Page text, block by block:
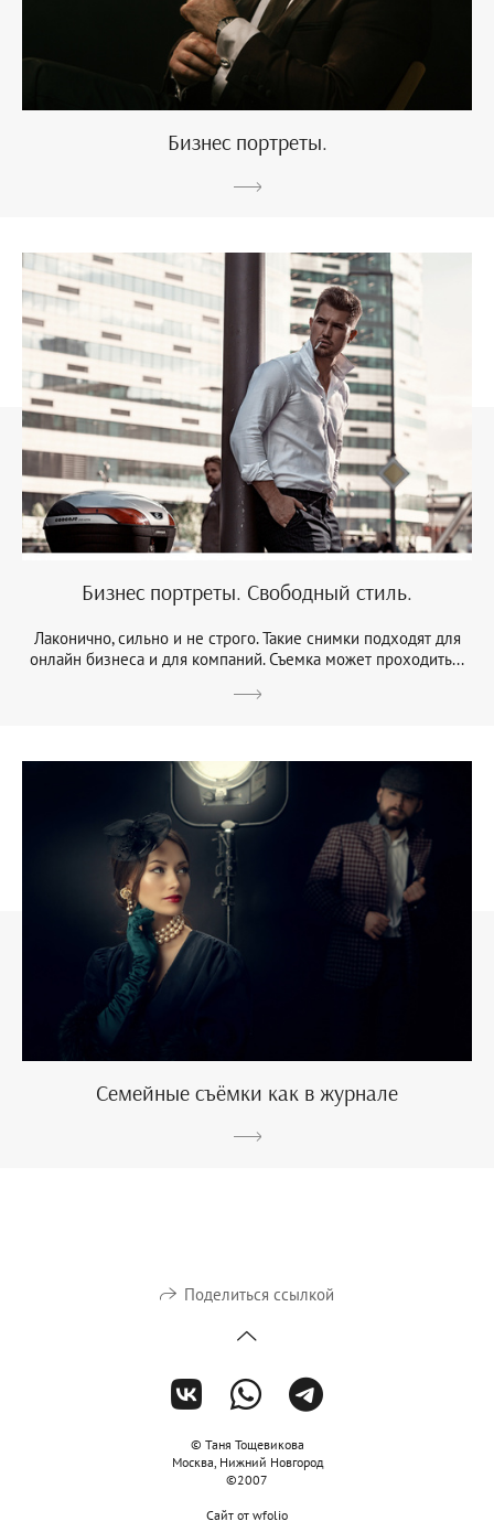
Бизнес портреты.
Бизнес портреты. Свободный стиль.
Лаконично, сильно и не строго. Такие снимки подходят для
онлайн бизнеса и для компаний. Съемка может проходить...
Семейные съёмки как в журнале
Поделиться ссылкой
© Таня Тощевикова
Москва, Нижний Новгород
©2007
Сайт от wfolio